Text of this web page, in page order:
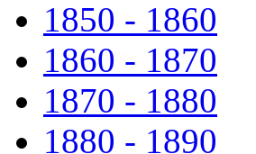
1850 - 1860
1860 - 1870
1870 - 1880
1880 - 1890